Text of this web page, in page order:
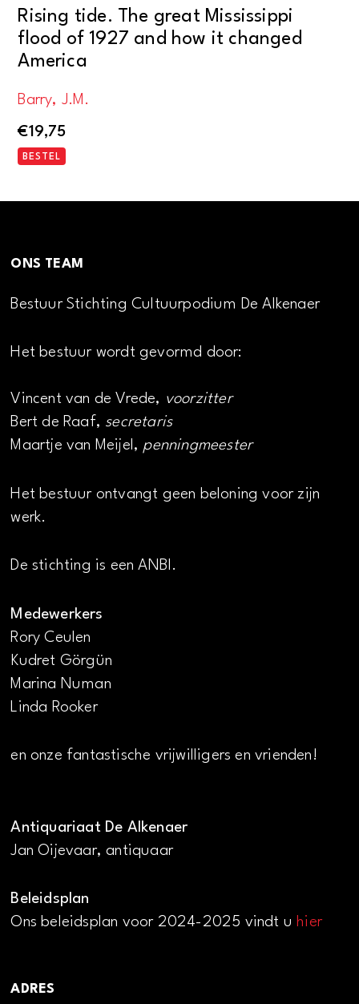
Rising tide. The great Mississippi
flood of 1927 and how it changed
America
Barry, J.M.
€19,75
BESTEL
ONS TEAM
Bestuur Stichting Cultuurpodium De Alkenaer
Het bestuur wordt gevormd door:
Vincent van de Vrede, voorzitter
Bert de Raaf, secretaris
Maartje van Meijel, penningmeester
Het bestuur ontvangt geen beloning voor zijn
werk.
De stichting is een ANBI.
Medewerkers
Rory Ceulen
Kudret Görgün
Marina Numan
Linda Rooker
en onze fantastische vrijwilligers en vrienden!
Antiquariaat De Alkenaer
Jan Oijevaar, antiquaar
Beleidsplan
Ons beleidsplan voor 2024-2025 vindt uhier
ADRES